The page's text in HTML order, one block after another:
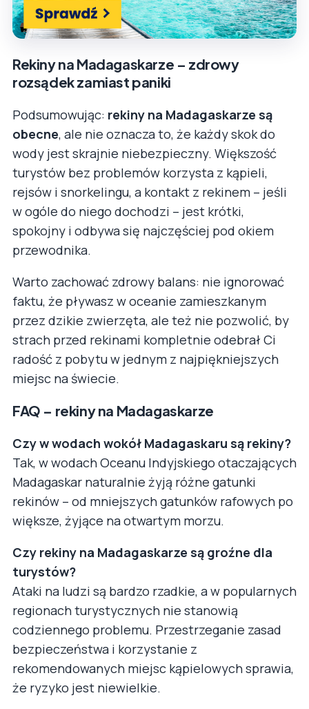
Rekiny na Madagaskarze – zdrowy
rozsądek zamiast paniki
Podsumowując: rekiny na Madagaskarze są
obecne, ale nie oznacza to, że każdy skok do
wody jest skrajnie niebezpieczny. Większość
turystów bez problemów korzysta z kąpieli,
rejsów i snorkelingu, a kontakt z rekinem – jeśli
w ogóle do niego dochodzi – jest krótki,
spokojny i odbywa się najczęściej pod okiem
przewodnika.
Warto zachować zdrowy balans: nie ignorować
faktu, że pływasz w oceanie zamieszkanym
przez dzikie zwierzęta, ale też nie pozwolić, by
strach przed rekinami kompletnie odebrał Ci
radość z pobytu w jednym z najpiękniejszych
miejsc na świecie.
FAQ – rekiny na Madagaskarze
Czy w wodach wokół Madagaskaru są rekiny?
Tak, w wodach Oceanu Indyjskiego otaczających
Madagaskar naturalnie żyją różne gatunki
rekinów – od mniejszych gatunków rafowych po
większe, żyjące na otwartym morzu.
Czy rekiny na Madagaskarze są groźne dla
turystów?
Ataki na ludzi są bardzo rzadkie, a w popularnych
regionach turystycznych nie stanowią
codziennego problemu. Przestrzeganie zasad
bezpieczeństwa i korzystanie z
rekomendowanych miejsc kąpielowych sprawia,
że ryzyko jest niewielkie.